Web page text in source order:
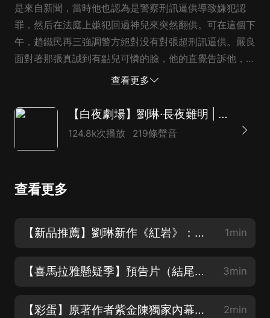
是來自新聞，當時他也認為是警察刑訊逼供導致嫌犯認
罪，然后在法庭上嫌犯回過神兒來突然翻供。可在這個下
午，趙鐵民再三強調警方絕對没有對張超刑訊逼供。嚴良
面對著那張真誠到有點兒可憐的臉，他的直覺告訴他，趙
鐵民說得是真的。嚴良：嗯，有點兒意思。趙鐵民：您答
民：啊…誒？高副廳長…高副廳長還讓我轉達一句話說：
查這起案子，你比我更適合，不光職業技能上，其他方面
了？嚴良：你們知道他是刑辯律師，為什麼不對他的口供
鐵民：不是，當時他們副局長特别叮囑刑警隊要對他的口
控拍到張超的車開進來。可…那種監控分辨率低，加上
查看更多
【白夜劇場】劉琳·長夜難明 | 紫金陳《沉默的真相》原著 |壞小孩 | 無證之罪
124.8k次播放 219條聲音
查看更多
【新品推薦】劉琳新作《紅岩》：江姐的選擇鼓舞了一代代人 1min
【喜馬拉雅懸疑季】預告片（結尾看紫金陳邪魅一笑） 3min
【彩蛋】原著作者紫金陳獨家內幕爆料 2min